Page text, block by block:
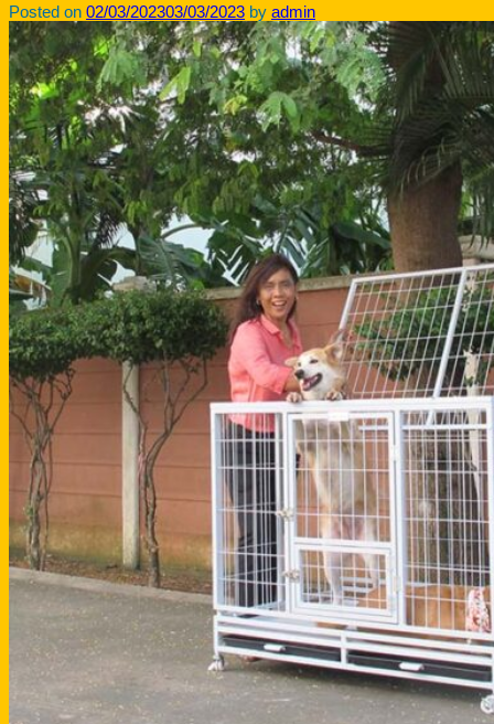
Posted on 02/03/202303/03/2023 by admin